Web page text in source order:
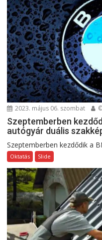
2023. május 06. szombat
Szeptemberben
autógyár duális
Szeptemberben kezdődik a
Oktatás Slide